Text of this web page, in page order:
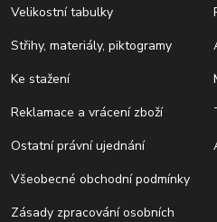
Velikostní tabulky
Střihy, materiály, piktogramy
Ke stažení
Reklamace a vrácení zboží
Ostatní právní ujednání
Všeobecné obchodní podmínky
Zásady zpracování osobních